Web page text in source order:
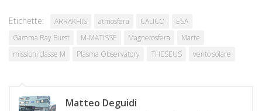
Etichette: ARRAKHIS atmosfera CALICO
ESA
Gamma Ray Burst
M-MATISSE Magnetosfera
Marte
missioni classe M
Plasma Observatory THESEUS vento solare
Matteo Deguidi